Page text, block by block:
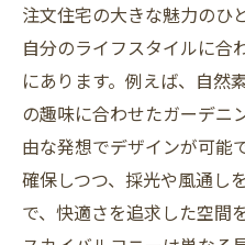
収納スペースを
バーベキューエ
ニー設計
アウトドアリビ
季節に応じたデ
雨天時でも使い
注文住宅の大きな魅力のひ
自分のライフスタイルに合
にあります。例えば、自然
の趣味に合わせたガーデニ
由な発想でデザインが可能
確保しつつ、採光や風通し
で、快適さを追求した空間